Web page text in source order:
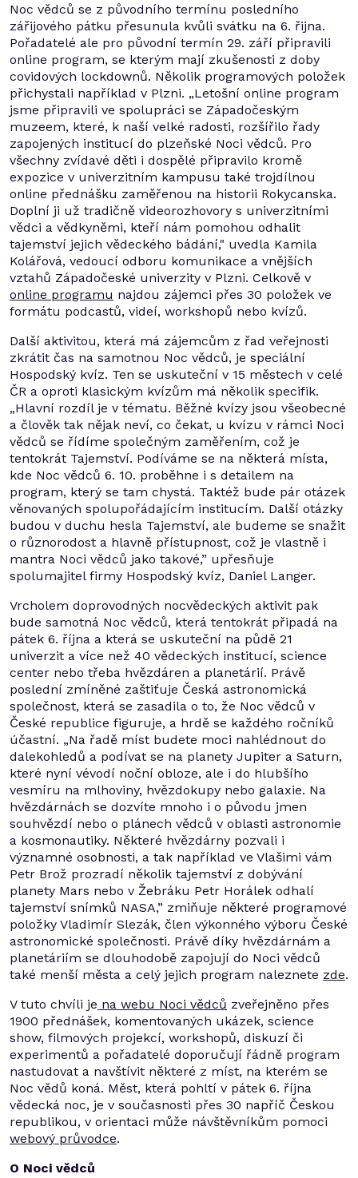
Noc vědců se z původního termínu posledního
zářijového pátku přesunula kvůli svátku na 6. řijna.
Pořadatelé ale pro původní termín 29. září připravili
online program, se kterým mají zkušenosti z doby
covidových lockdownů. Několik programových položek
přichystali například v Plzni. „Letošní online program
jsme připravili ve spolupráci se Západočeským
muzeem, které, k naší velké radosti, rozšířilo řady
zapojených institucí do plzeňské Noci vědců. Pro
všechny zvídavé děti i dospělé připravilo kromě
expozice v univerzitním kampusu také trojdílnou
online přednášku zaměřenou na historii Rokycanska.
Doplní ji už tradičně videorozhovory s univerzitními
vědci a vědkyněmi, kteří nám pomohou odhalit
tajemství jejich vědeckého bádání," uvedla Kamila
Kolářová, vedoucí odboru komunikace a vnějších
vztahů Západočeské univerzity v Plzni. Celkově v
online programu najdou zájemci přes 30 položek ve
formátu podcastů, videí, workshopů nebo kvízů.
Další aktivitou, která má zájemcům z řad veřejnosti
zkrátit čas na samotnou Noc vědců, je speciální
Hospodský kvíz. Ten se uskuteční v 15 městech v celé
ČR a oproti klasickým kvízům má několik specifik.
„Hlavní rozdíl je v tématu. Běžné kvízy jsou všeobecné
a člověk tak nějak neví, co čekat, u kvízu v rámci Noci
vědců se řídíme společným zaměřením, což je
tentokrát Tajemství. Podíváme se na některá místa,
kde Noc vědců 6. 10. proběhne i s detailem na
program, který se tam chystá. Taktéž bude pár otázek
věnovaných spolupořádajícím institucím. Další otázky
budou v duchu hesla Tajemství, ale budeme se snažit
o různorodost a hlavně přístupnost, což je vlastně i
mantra Noci vědců jako takové,” upřesňuje
spolumajitel firmy Hospodský kvíz, Daniel Langer.
Vrcholem doprovodných nocvědeckých aktivit pak
bude samotná Noc vědců, která tentokrát připadá na
pátek 6. října a která se uskuteční na půdě 21
univerzit a více než 40 vědeckých institucí, science
center nebo třeba hvězdáren a planetárií. Právě
poslední zmíněné zaštiťuje Česká astronomická
společnost, která se zasadila o to, že Noc vědců v
České republice figuruje, a hrdě se každého ročníků
účastní. „Na řadě míst budete moci nahlédnout do
dalekohledů a podívat se na planety Jupiter a Saturn,
které nyní vévodí noční obloze, ale i do hlubšího
vesmíru na mlhoviny, hvězdokupy nebo galaxie. Na
hvězdárnách se dozvíte mnoho i o původu jmen
souhvězdí nebo o plánech vědců v oblasti astronomie
a kosmonautiky. Některé hvězdárny pozvali i
významné osobnosti, a tak například ve Vlašimi vám
Petr Brož prozradí několik tajemství z dobývání
planety Mars nebo v Žebráku Petr Horálek odhalí
tajemství snímků NASA,” zmiňuje některé programové
položky Vladimír Slezák, člen výkonného výboru České
astronomické společnosti. Právě díky hvězdárnám a
planetáriím se dlouhodobě zapojují do Noci vědců
také menší města a celý jejich program naleznete zde.
V tuto chvíli je na webu Noci vědců zveřejněno přes
1900 přednášek, komentovaných ukázek, science
show, filmových projekcí, workshopů, diskuzí či
experimentů a pořadatelé doporučují řádně program
nastudovat a navštívit některé z míst, na kterém se
Noc vědů koná. Měst, která pohltí v pátek 6. října
vědecká noc, je v současnosti přes 30 napříč Českou
republikou, v orientaci může návštěvníkům pomoci
webový průvodce.
O Noci vědců